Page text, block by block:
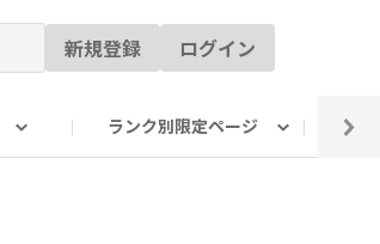
新規登録 ログイン
ランク別限定ページ